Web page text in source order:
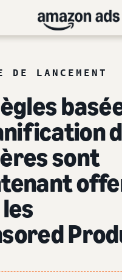
DE LANCEMENT
sont